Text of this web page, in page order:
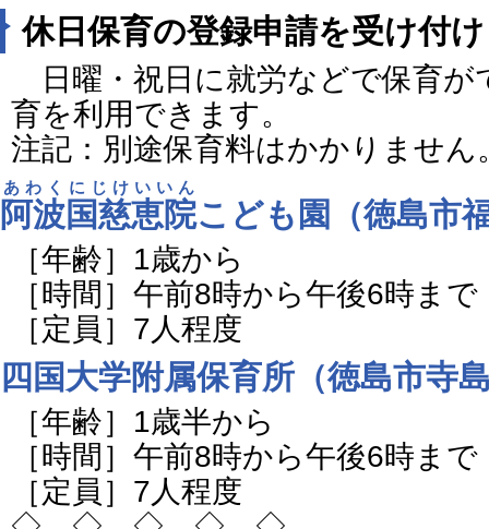
休日保育の登録申請を受け付け
日曜・祝日に就労などで保育が
育を利用できます。
注記：別途保育料はかかりません
阿波国慈恵院
あわくにじけいいん
こども園（徳島市
［年齢］1歳から
［時間］午前8時から午後6時まで
［定員］7人程度
四国大学附属保育所（徳島市寺
［年齢］1歳半から
［時間］午前8時から午後6時まで
［定員］7人程度